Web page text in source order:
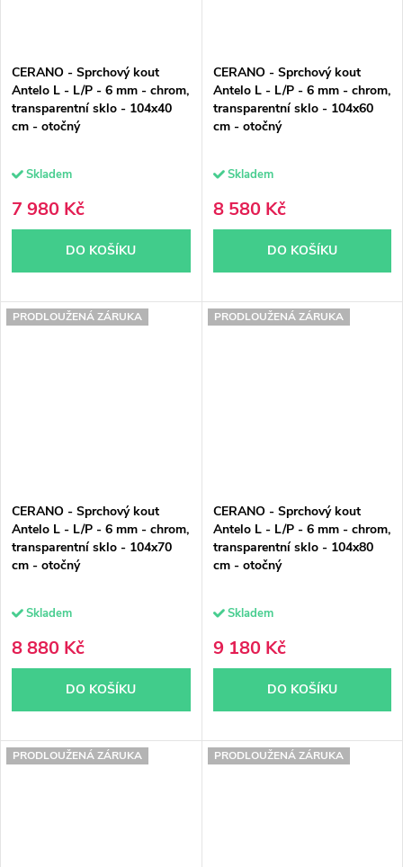
CERANO - Sprchový kout
Antelo L - L/P - 6 mm - chrom,
transparentní sklo - 104x40
cm - otočný
Skladem
7 980 Kč
DO KOŠÍKU
CERANO - Sprchový kout
Antelo L - L/P - 6 mm - chrom,
transparentní sklo - 104x60
cm - otočný
Skladem
8 580 Kč
DO KOŠÍKU
PRODLOUŽENÁ ZÁRUKA
CERANO - Sprchový kout
Antelo L - L/P - 6 mm - chrom,
transparentní sklo - 104x70
cm - otočný
Skladem
8 880 Kč
DO KOŠÍKU
PRODLOUŽENÁ ZÁRUKA
CERANO - Sprchový kout
Antelo L - L/P - 6 mm - chrom,
transparentní sklo - 104x80
cm - otočný
Skladem
9 180 Kč
DO KOŠÍKU
PRODLOUŽENÁ ZÁRUKA PRODLOUŽENÁ ZÁRUKA